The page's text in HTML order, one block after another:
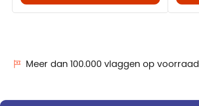
Meer dan 100.000 vlaggen op voorraad